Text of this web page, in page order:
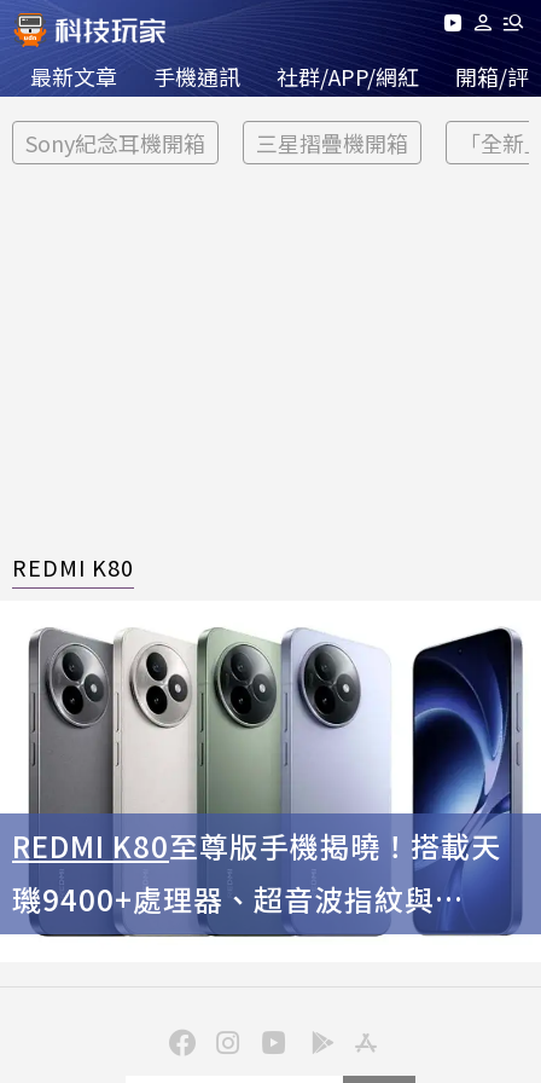
最新文章 手機通訊 社群/APP/網紅 開箱/評
Sony紀念耳機開箱 三星摺疊機開箱 「全新
REDMI K80
REDMI K80至尊版手機揭曉！搭載天
璣9400+處理器、超音波指紋與
7410mAh大電量